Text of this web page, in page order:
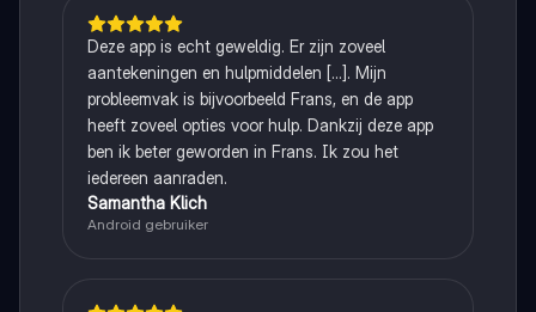
Deze app is echt geweldig. Er zijn zoveel
aantekeningen en hulpmiddelen [...]. Mijn
probleemvak is bijvoorbeeld Frans, en de app
heeft zoveel opties voor hulp. Dankzij deze app
ben ik beter geworden in Frans. Ik zou het
iedereen aanraden.
Samantha Klich
Android gebruiker